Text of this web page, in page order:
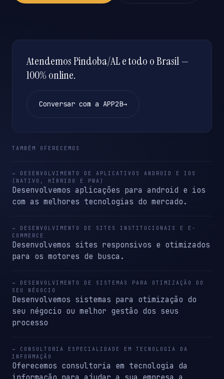
Atendemos Pindoba/AL e todo o Brasil —
100% online.
Conversar com a APP2B→
TAMBÉM OFERECEMOS
→ DESENVOLVIMENTO DE APLICATIVOS ANDROID E IOS
(NATIVO, HÍBRIDO E PWA)
Desenvolvemos aplicações para android e ios
com as melhores tecnologias do mercado.
→ DESENVOLVIMENTO DE SITES INSTITUCIONAIS E E-
COMMERCE
Desenvolvemos sites responsivos e otimizados
para os motores de busca.
→ DESENVOLVIMENTO DE SISTEMAS PARA OTIMIZAÇÃO DO
SEU NÉGOCIO
Desenvolvemos sistemas para otimização do
seu négocio ou melhor gestão dos seus
processo
→ CONSULTORIA ESPECIALIDADE EM TECNOLOGIA DA
INFORMAÇÃO
Oferecemos consultoria em tecnologia da